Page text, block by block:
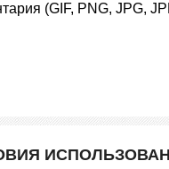
(GIF, PNG, JPG,